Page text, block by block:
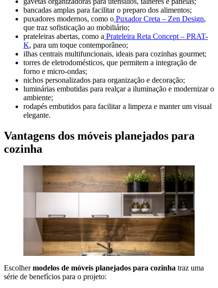
bancadas amplas para facilitar o preparo dos alimentos;
puxadores modernos, como o Puxador Creta – Zen Design,
que traz sofisticação ao mobiliário;
prateleiras abertas, como a Prateleira Reta Concept – PRAT-
K, para um toque contemporâneo;
ilhas centrais multifuncionais, ideais para cozinhas gourmet;
torres de eletrodomésticos, que permitem a integração de
forno e micro-ondas;
nichos personalizados para organização e decoração;
luminárias embutidas para realçar a iluminação e modernizar o
ambiente;
rodapés embutidos para facilitar a limpeza e manter um visual
elegante.
Vantagens dos móveis planejados para
cozinha
Escolhermodelos de móveis planejados para cozinha traz uma
série de benefícios para o projeto: